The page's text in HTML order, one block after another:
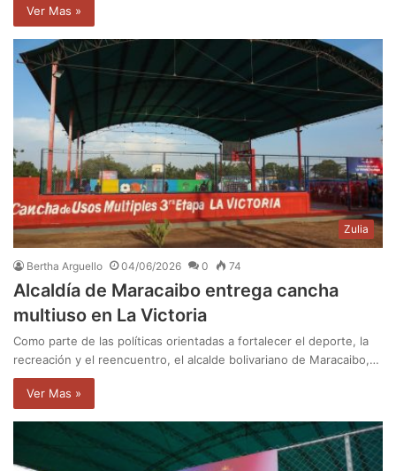
Ver Mas »
Zulia
Bertha Arguello 04/06/2026 0 74
Alcaldía de Maracaibo entrega cancha
multiuso en La Victoria
Como parte de las políticas orientadas a fortalecer el deporte, la
recreación y el reencuentro, el alcalde bolivariano de Maracaibo,…
Ver Mas »